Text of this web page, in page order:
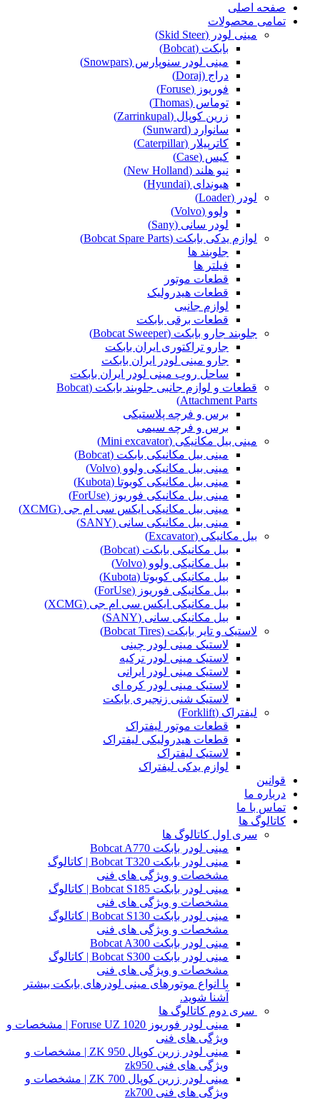
صفحه اصلی
تمامی محصولات
مینی لودر (Skid Steer)
بابکت (Bobcat)
مینی لودر سنوپارس (Snowpars)
دراج (Doraj)
فوریوز (Foruse)
توماس (Thomas)
زرین کوپال (Zarrinkupal)
سانوارد (Sunward)
کاترپیلار (Caterpillar)
کیس (Case)
نیو هلند (New Holland)
هیوندای (Hyundai)
لودر (Loader)
ولوو (Volvo)
لودر سانی (Sany)
لوازم یدکی بابکت (Bobcat Spare Parts)
جلوبند ها
فیلتر ها
قطعات موتور
قطعات هیدرولیک
لوازم جانبی
قطعات برقی بابکت
جلوبند جارو بابکت (Bobcat Sweeper)
جارو تراکتوری ایران بابکت
جارو مینی لودر ایران بابکت
ساحل روب مینی لودر ایران بابکت
قطعات و لوازم جانبی جلوبند بابکت (Bobcat
Attachment Parts)
برس و فرچه پلاستیکی
برس و فرچه سیمی
مینی بیل مکانیکی (Mini excavator)
مینی بیل مکانیکی بابکت (Bobcat)
مینی بیل مکانیکی ولوو (Volvo)
مینی بیل مکانیکی کوبوتا (Kubota)
مینی بیل مکانیکی فوریوز (ForUse)
مینی بیل مکانیکی ایکس سی ام جی (XCMG)
مینی بیل مکانیکی سانی (SANY)
بیل مکانیکی (Excavator)
بیل مکانیکی بابکت (Bobcat)
بیل مکانیکی ولوو (Volvo)
بیل مکانیکی کوبوتا (Kubota)
بیل مکانیکی فوریوز (ForUse)
بیل مکانیکی ایکس سی ام جی (XCMG)
بیل مکانیکی سانی (SANY)
لاستیک و تایر بابکت (Bobcat Tires)
لاستیک مینی لودر چینی
لاستیک مینی لودر ترکیه
لاستیک مینی لودر ایرانی
لاستیک مینی لودر کره ای
لاستیک شنی زنجیری بابکت
لیفتراک (Forklift)
قطعات موتور لیفتراک
قطعات هیدرولیکی لیفتراک
لاستیک لیفتراک
لوازم یدکی لیفتراک
قوانین
درباره ما
تماس با ما
کاتالوگ ها
سری اول کاتالوگ ها
مینی لودر بابکت Bobcat A770
مینی لودر بابکت Bobcat T320 | کاتالوگ
مشخصات و ویژگی های فنی
مینی لودر بابکت Bobcat S185 | کاتالوگ
مشخصات و ویژگی های فنی
مینی لودر بابکت Bobcat S130 | کاتالوگ
مشخصات و ویژگی های فنی
مینی لودر بابکت Bobcat A300
مینی لودر بابکت Bobcat S300 | کاتالوگ
مشخصات و ویژگی های فنی
با انواع موتورهای مینی لودرهای بابکت بیشتر
آشنا شوید.
سری دوم کاتالوگ ها
مینی لودر فوریوز Foruse UZ 1020 | مشخصات و
ویژگی های فنی
مینی لودر زرین کوپال ZK 950 | مشخصات و
ویژگی های فنی zk950
مینی لودر زرین کوپال ZK 700 | مشخصات و
ویژگی های فنی zk700